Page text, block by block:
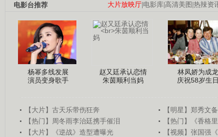
大片放映厅|电影库|高清美图 |热辣资
电影台推荐
杨幂多线发展
演员变身歌手
赵又廷承认恋情
朱茵顺利当妈
林凤娇为成龙
庆祝58岁生
【大片】古天乐带伤狂奔
【明星】郑秀文
【热门】周冬雨李治廷携手催泪
【热门】《香格
【大片】《逆战》造型遭曝光
【视频】张国强